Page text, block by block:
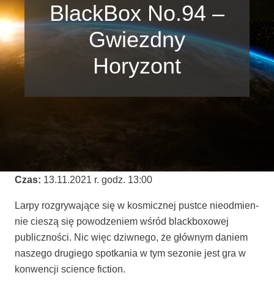
BlackBox No.94 –
Gwiezdny
Horyzont
Czas: 13.11.2021 r. godz. 13:00
Lar­py roz­gry­wa­ją­ce się w kosmicz­nej pust­ce nie­odmien­
nie cie­szą się powo­dze­niem wśród black­bo­xo­wej
publicz­no­ści. Nic więc dziw­ne­go, że głów­nym daniem
nasze­go dru­gie­go spo­tka­nia w tym sezo­nie jest gra w
kon­wen­cji scien­ce fiction.